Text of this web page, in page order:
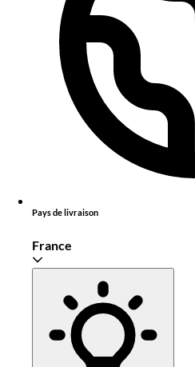
Pays de livraison
France